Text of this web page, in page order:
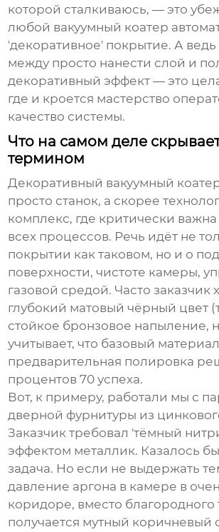
которой сталкиваюсь, — это
любой вакуумный коатер
'декоративное' покрытие. А
между просто нанести слой и
декоративный эффект — это
где и кроется мастерство
качество системы.
Что на самом деле
термином
Декоративный вакуумный
просто станок, а скорее
комплекс, где критически важна
всех процессов. Речь идёт не
покрытии как таковом, но и о
поверхности, чистоте камеры,
газовой средой. Часто заказчик
глубокий матовый чёрный цвет
стойкое бронзовое напыление,
учитывает, что базовый
предварительная полировка
процентов 70 успеха.
Вот, к примеру, работали мы с
дверной фурнитуры из
Заказчик требовал 'тёмный
эффектом металлик. Казалось
задача. Но если не выдержать
давление аргона в камере в
коридоре, вместо благородного
получается мутный коричневый